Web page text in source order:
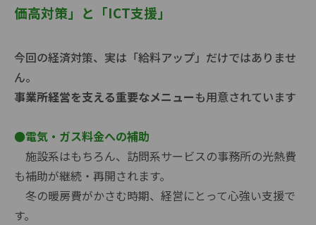
価高対策」と「ICT支援」
今回の経済対策、実は「給料アップ」だけではありませ
ん。
事業所経営を支える重要なメニューも用意されています
●電気・ガス料金への補助
施設系はもちろん、訪問系サービスの事務所の光熱費
も補助が継続・再開されます。
冬の暖房費がかさむ時期、経営にとって心強い支援で
す。